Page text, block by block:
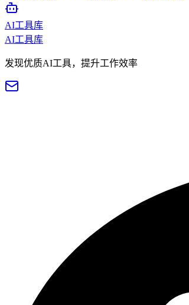
AI工具库
AI工具库
发现优质AI工具，提升工作效率